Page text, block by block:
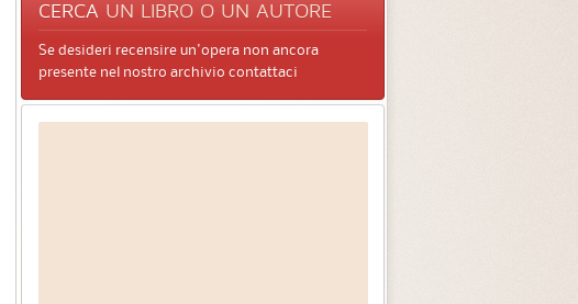
CERCA UN LIBRO O UN AUTORE
Se desideri recensire un'opera non ancora
presente nel nostro archivio contattaci